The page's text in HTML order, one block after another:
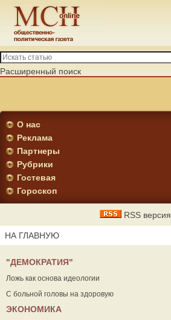
Расширенный поиск
О нас
Реклама
Партнеры
Рубрики
Гостевая
Гороскоп
RSS версия
НА ГЛАВНУЮ
"ДЕМОКРАТИЯ"
Ложь как основа идеологии
С больной головы на здоровую
ЭКОНОМИКА